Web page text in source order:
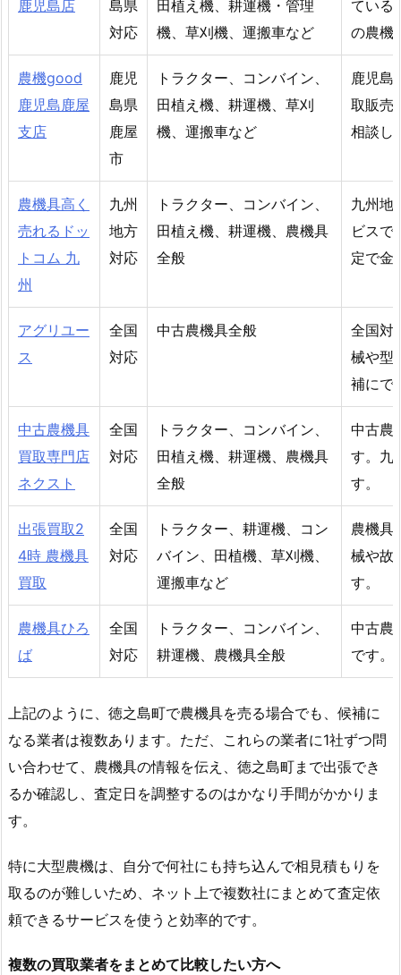
鹿児島店
島県
対応
田植え機、耕運機・管理
機、草刈機、運搬車など
ている
の農機
農機good
鹿児島鹿屋
支店
鹿児
島県
鹿屋
市
トラクター、コンバイン、
田植え機、耕運機、草刈
機、運搬車など
鹿児島
取販売
相談し
農機具高く
売れるドッ
トコム 九
州
九州
地方
対応
トラクター、コンバイン、
田植え機、耕運機、農機具
全般
九州地
ビスで
定で金
アグリユー
ス
全国
対応
中古農機具全般
全国対
械や型
補にで
中古農機具
買取専門店
ネクスト
全国
対応
トラクター、コンバイン、
田植え機、耕運機、農機具
全般
中古農
す。九
す。
出張買取2
4時 農機具
買取
全国
対応
トラクター、耕運機、コン
バイン、田植機、草刈機、
運搬車など
農機具
械や故
す。
農機具ひろ
ば
全国
対応
トラクター、コンバイン、
耕運機、農機具全般
中古農
です。
上記のように、徳之島町で農機具を売る場合でも、候補に
なる業者は複数あります。ただ、これらの業者に1社ずつ問
い合わせて、農機具の情報を伝え、徳之島町まで出張でき
るか確認し、査定日を調整するのはかなり手間がかかりま
す。
特に大型農機は、自分で何社にも持ち込んで相見積もりを
取るのが難しいため、ネット上で複数社にまとめて査定依
頼できるサービスを使うと効率的です。
複数の買取業者をまとめて比較したい方へ